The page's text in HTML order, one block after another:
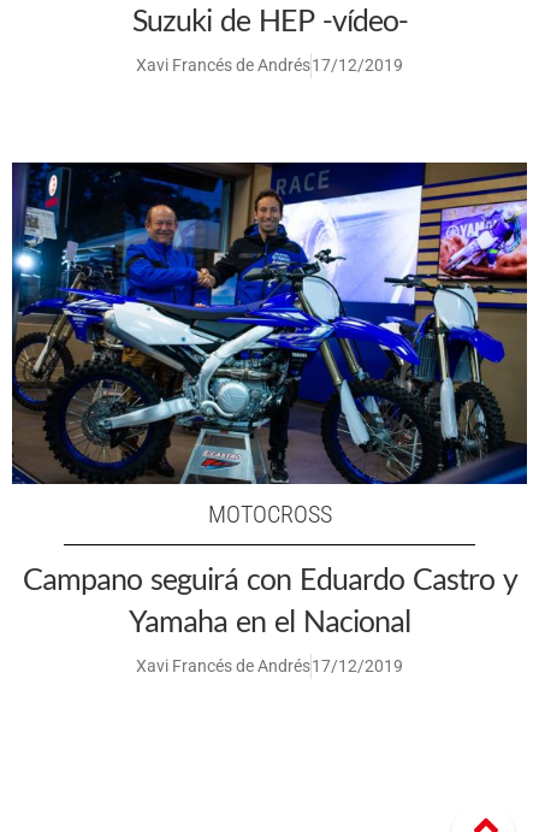
Suzuki de HEP -vídeo-
Xavi Francés de Andrés17/12/2019
MOTOCROSS
Campano seguirá con Eduardo Castro y
Yamaha en el Nacional
Xavi Francés de Andrés17/12/2019